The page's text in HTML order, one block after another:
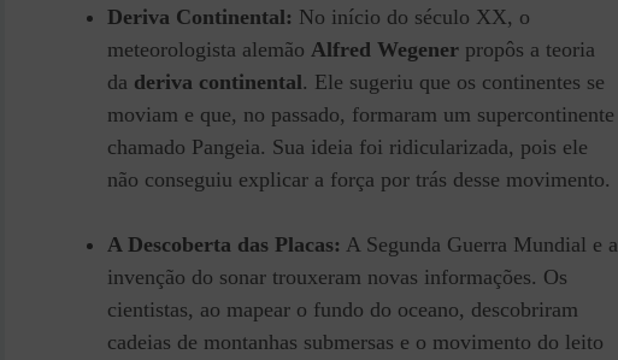
Deriva Continental: No início do século XX, o
meteorologista alemão Alfred Wegener propôs a teoria
da deriva continental. Ele sugeriu que os continentes se
moviam e que, no passado, formaram um supercontinente
chamado Pangeia. Sua ideia foi ridicularizada, pois ele
não conseguiu explicar a força por trás desse movimento.
A Descoberta das Placas: A Segunda Guerra Mundial e a
invenção do sonar trouxeram novas informações. Os
cientistas, ao mapear o fundo do oceano, descobriram
cadeias de montanhas submersas e o movimento do leito